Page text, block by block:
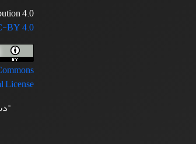
4.0
BY 4.0
License